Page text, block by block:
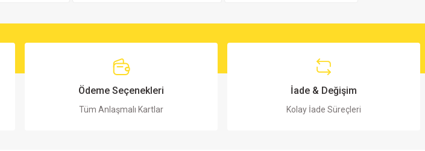
Ödeme Seçenekleri
Tüm Anlaşmalı Kartlar
İade & Değişim
Kolay İade Süreçleri